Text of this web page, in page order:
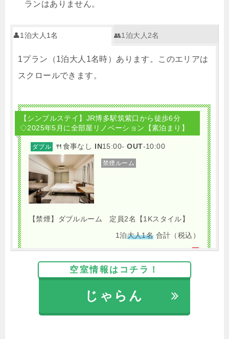
ランはありません。
👤1泊大人1名 👥1泊大人2名
1プラン（1泊大人1名時）あります。このエリアは
スクロールできます。
【シンプルステイ】JR博多駅筑紫口から徒歩6分
◇2025年5月に全部屋リノベーション【素泊まり】
ダブル 🍴食事なし IN15:00- OUT-10:00
禁煙ルーム
【禁煙】ダブルルーム 定員2名【1Kスタイル】
1泊大人1名 合計（税込）
7,700円
じゃらんで確認する
空室情報はコチラ！
じゃらん